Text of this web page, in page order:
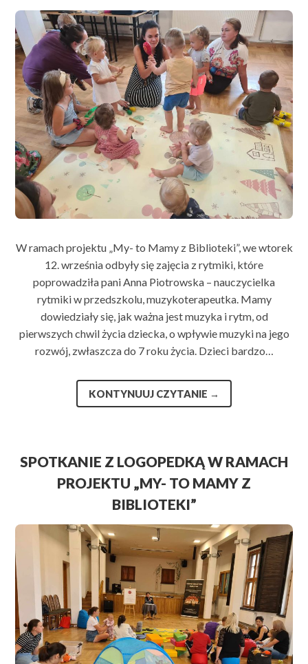
W ramach projektu „My- to Mamy z Biblioteki”, we wtorek
12. września odbyły się zajęcia z rytmiki, które
poprowadziła pani Anna Piotrowska – nauczycielka
rytmiki w przedszkolu, muzykoterapeutka. Mamy
dowiedziały się, jak ważna jest muzyka i rytm, od
pierwszych chwil życia dziecka, o wpływie muzyki na jego
rozwój, zwłaszcza do 7 roku życia. Dzieci bardzo…
KONTYNUUJ CZYTANIE →
SPOTKANIE Z LOGOPEDKĄ W RAMACH
PROJEKTU „MY- TO MAMY Z
BIBLIOTEKI”